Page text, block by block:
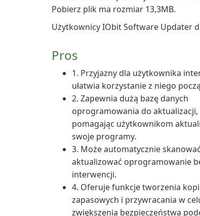
Pobierz plik ma rozmiar 13,3MB.
Użytkownicy IObit Software Updater
Pros
1. Przyjazny dla użytkownika
ułatwia korzystanie z niego
2. Zapewnia dużą bazę danych
oprogramowania do aktualizacji,
pomagając użytkownikom
swoje programy.
3. Może automatycznie
aktualizować oprogramowanie
interwencji.
4. Oferuje funkcje tworzenia
zapasowych i przywracania w
zwiększenia bezpieczeństwa